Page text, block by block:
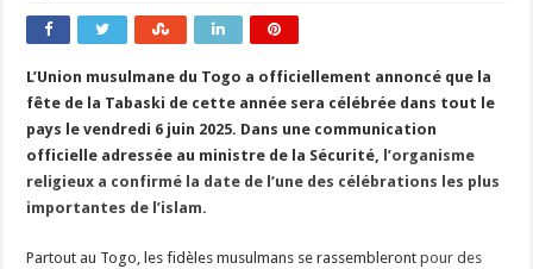
L’Union musulmane du Togo a officiellement annoncé que la
fête de la Tabaski de cette année sera célébrée dans tout le
pays le vendredi 6 juin 2025. Dans une communication
officielle adressée au ministre de la Sécurité, l’organisme
religieux a confirmé la date de l’une des célébrations les plus
importantes de l’islam.
Partout au Togo, les fidèles musulmans se rassemblerontpour des